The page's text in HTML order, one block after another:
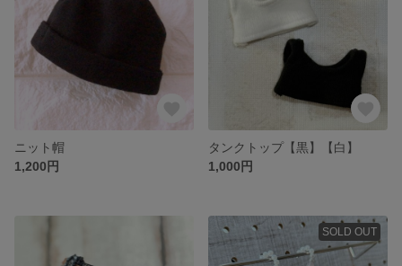
ニット帽
1,200円
タンクトップ【黒】【白】
1,000円
SOLD OUT